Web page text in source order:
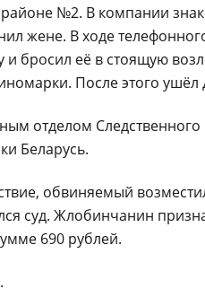
№2. В компании
жене. В ходе
и бросил её в стоящую
После этого
отделом
Беларусь.
обвиняемый
суд. Жлобинчанин
690 рублей.